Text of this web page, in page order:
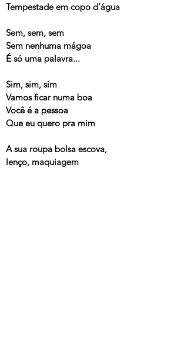
Tempestade em copo d’água
Sem, sem, sem
Sem nenhuma mágoa
É só uma palavra...
Sim, sim, sim
Vamos ficar numa boa
Você é a pessoa
Que eu quero pra mim
A sua roupa bolsa escova,
lenço, maquiagem